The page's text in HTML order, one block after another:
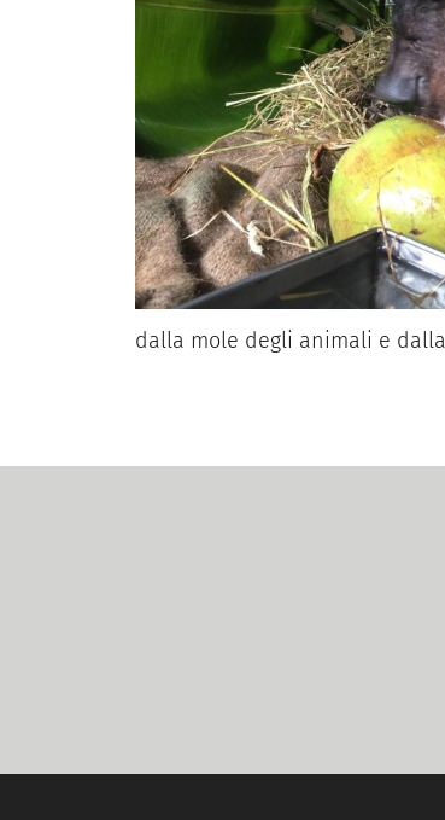
dalla mole degli animali e